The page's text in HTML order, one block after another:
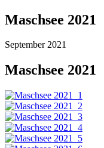
Maschsee 2021
September 2021
Maschsee 2021